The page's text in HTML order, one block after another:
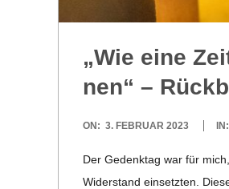
„Wie eine
nen“ –
2023-
ON: 3. FEBRUAR 2023 IN:
Der Gedenk­tag war für
Wider­stand ein­setz­ten.